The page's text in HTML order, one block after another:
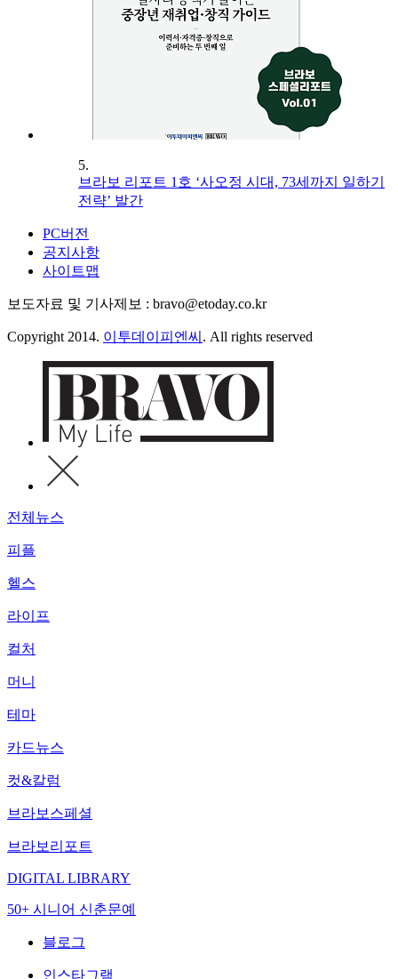
5.
브라보 리포트 1호 ‘사오정 시대, 73세까지 일하기
전략’ 발간
PC버전
공지사항
사이트맵
보도자료 및 기사제보 : bravo@etoday.co.kr
Copyright 2014. 이투데이피엔씨 . All rights reserved
전체뉴스
피플
헬스
라이프
컬처
머니
테마
카드뉴스
컷&칼럼
브라보스페셜
브라보리포트
DIGITAL LIBRARY
50+ 시니어 신춘문예
블로그
인스타그램